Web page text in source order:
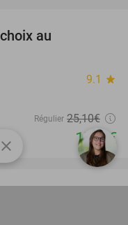
au
9.1 star
Régulier 25,10€
17,50 €
favorite_border
Verde +
close